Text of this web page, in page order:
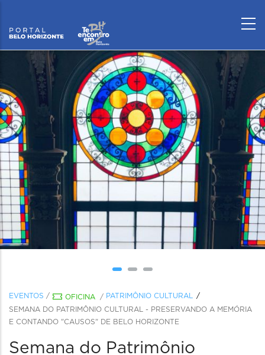
EVENTOS / OFICINA / PATRIMÔNIO CULTURAL
SEMANA DO PATRIMÔNIO CULTURAL - PRESERVANDO A MEMÓRIA
E CONTANDO "CAUSOS" DE BELO HORIZONTE
Semana do Patrimônio